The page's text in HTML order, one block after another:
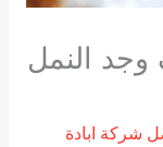
وجد النمل
شركة ابادة